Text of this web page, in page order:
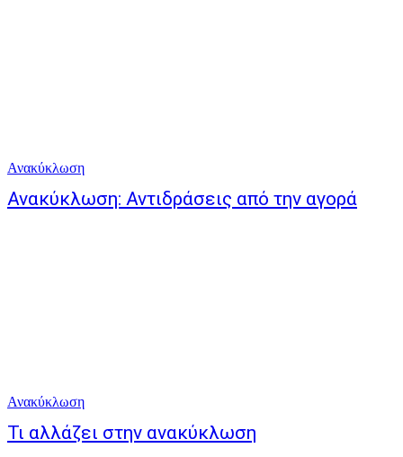
Ανακύκλωση
Ανακύκλωση: Αντιδράσεις από την αγορά
Ανακύκλωση
Τι αλλάζει στην ανακύκλωση